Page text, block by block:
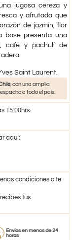
jugosa cereza y
y afrutada que
de jazmín, flor
base presenta una
café y pachulí de
Saint Laurent.
, con una amplia
a todo el país.
15:00hrs.
aquí:
condiciones o te
tus
en menos de 24